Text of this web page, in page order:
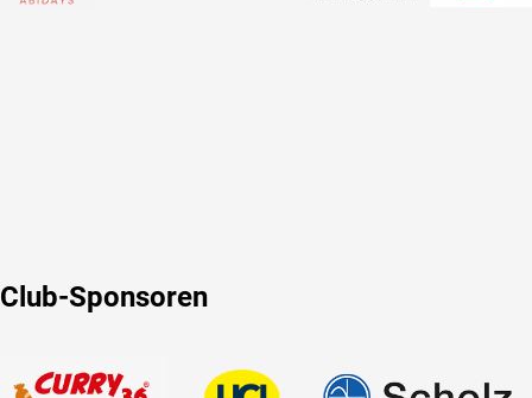
Club-Sponsoren